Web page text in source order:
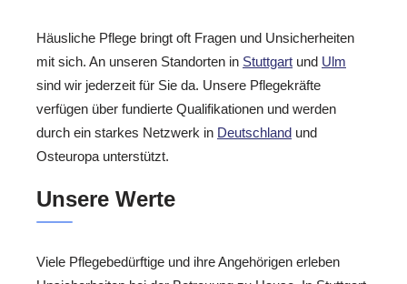
Häusliche Pflege bringt oft Fragen und Unsicherheiten
mit sich. An unseren Standorten in Stuttgart und Ulm
sind wir jederzeit für Sie da. Unsere Pflegekräfte
verfügen über fundierte Qualifikationen und werden
durch ein starkes Netzwerk in Deutschland und
Osteuropa unterstützt.
Unsere Werte
Viele Pflegebedürftige und ihre Angehörigen erleben